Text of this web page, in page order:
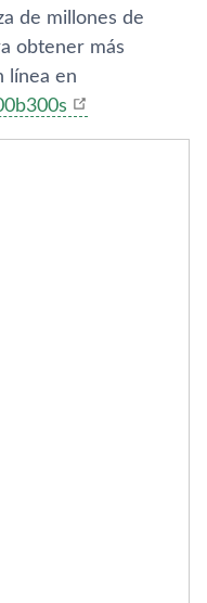
de millones de
obtener más
línea en